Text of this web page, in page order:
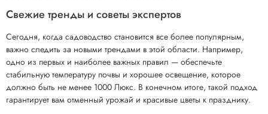
Свежие тренды и советы экспертов
Сегодня, когда садоводство становится все более популярным,
важно следить за новыми трендами в этой области. Например,
одно из первых и наиболее важных правил — обеспечьте
стабильную температуру почвы и хорошее освещение, которое
должно быть не менее 1000 Люкс. В конечном итоге, такой подход
гарантирует вам отменный урожай и красивые цветы к празднику.